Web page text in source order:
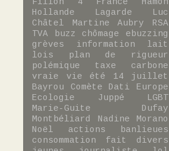
Fillon 4
France
Hamon
Hollande
Lagarde
Luc
Châtel
Martine Aubry
RSA
TVA
buzz chômage
ebuzzing
grèves
information
lait
lois
plan de rigueur
polémique
taxe carbone
vraie vie
été
14 juillet
Bayrou
Comète Dati
Europe
Ecologie
Juppé
LGBT
Marie-Guite Dufay
Montbéliard
Nadine Morano
Noël
actions
banlieues
consommation
fait divers